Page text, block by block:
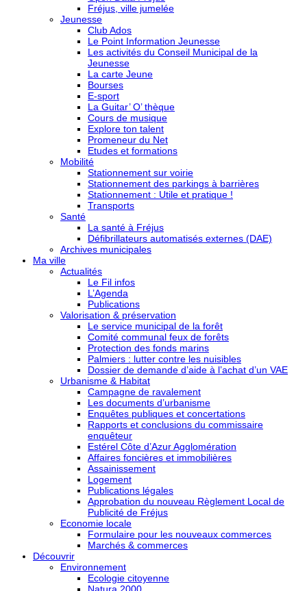
Fréjus, ville jumelée
Jeunesse
Club Ados
Le Point Information Jeunesse
Les activités du Conseil Municipal de la
Jeunesse
La carte Jeune
Bourses
E-sport
La Guitar’ O’ thèque
Cours de musique
Explore ton talent
Promeneur du Net
Etudes et formations
Mobilité
Stationnement sur voirie
Stationnement des parkings à barrières
Stationnement : Utile et pratique !
Transports
Santé
La santé à Fréjus
Défibrillateurs automatisés externes (DAE)
Archives municipales
Ma ville
Actualités
Le Fil infos
L’Agenda
Publications
Valorisation & préservation
Le service municipal de la forêt
Comité communal feux de forêts
Protection des fonds marins
Palmiers : lutter contre les nuisibles
Dossier de demande d’aide à l’achat d’un VAE
Urbanisme & Habitat
Campagne de ravalement
Les documents d’urbanisme
Enquêtes publiques et concertations
Rapports et conclusions du commissaire
enquêteur
Estérel Côte d’Azur Agglomération
Affaires foncières et immobilières
Assainissement
Logement
Publications légales
Approbation du nouveau Règlement Local de
Publicité de Fréjus
Economie locale
Formulaire pour les nouveaux commerces
Marchés & commerces
Découvrir
Environnement
Ecologie citoyenne